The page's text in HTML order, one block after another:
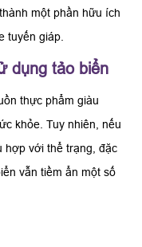
một phần hữu ích
tuyến giáp.
dụng tảo biển
thực phẩm giàu
khỏe. Tuy nhiên, nếu
hợp với thể trạng, đặc
vẫn tiềm ẩn một số